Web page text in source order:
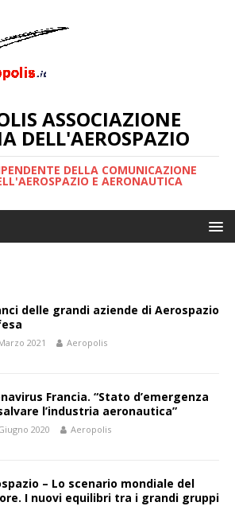
ASSOCIAZIONE
DELL'AEROSPAZIO
DELLA COMUNICAZIONE
E AERONAUTICA
delle grandi aziende di Aerospazio
2021 Aeropolis
Francia. “Stato d’emergenza
l’industria aeronautica”
2020 Aeropolis
– Lo scenario mondiale del
I nuovi equilibri tra i grandi gruppi